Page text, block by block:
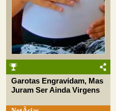
Garotas Engravidam, Mas
Juram Ser Ainda Virgens